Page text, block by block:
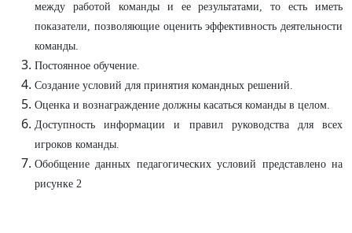
между работой команды и ее результатами, то есть иметь
показатели, позволяющие оценить эффективность деятельности
команды.
Постоянное обучение.
Создание условий для принятия командных решений.
Оценка и вознаграждение должны касаться команды в целом.
Доступность информации и правил руководства для всех
игроков команды.
Обобщение данных педагогических условий представлено на
рисунке 2